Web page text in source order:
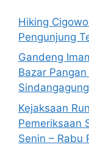
Hiking
Pengunjung
Gandeng
Bazar
Kejaksaan
Pemeriksaan
Senin – Rabu